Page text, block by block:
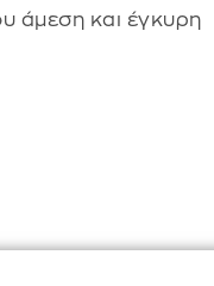
άμεση και έγκυρη